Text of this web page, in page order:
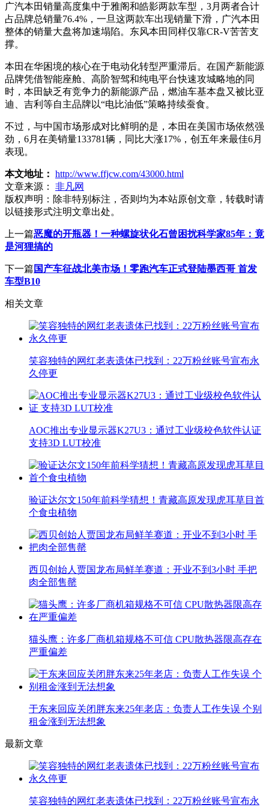
广汽本田销量高度集中于雅阁和皓影两款车型，3月两者合计
占品牌总销量76.4%，一旦这两款车出现销量下滑，广汽本田
整体的销量大盘将加速塌陷。东风本田同样仅靠CR-V苦苦支
撑。
本田在华困境的核心在于电动化转型严重滞后。在国产新能源
品牌凭借智能座舱、高阶智驾和纯电平台快速攻城略地的同
时，本田缺乏有竞争力的新能源产品，燃油车基本盘又被比亚
迪、吉利等自主品牌以“电比油低”策略持续蚕食。
不过，与中国市场形成对比鲜明的是，本田在美国市场依然强
劲，6月在美销量133781辆，同比大涨17%，创五年来最佳6月
表现。
本文地址： http://www.ffjcw.com/43000.html
文章来源：
非凡网
版权声明： 除非特别标注，否则均为本站原创文章，转载时请
以链接形式注明文章出处。
上一篇恶魔的开瓶器！一种螺旋状化石曾困扰科学家85年：竟
是河狸搞的
下一篇 国产车征战北美市场！零跑汽车正式登陆墨西哥 首发
车型B10
相关文章
笑容独特的网红老表遗体已找到：22万粉丝账号宣布永
久停更
AOC推出专业显示器K27U3：通过工业级校色软件认证
支持3D LUT校准
验证达尔文150年前科学猜想！青藏高原发现虎耳草目首
个食虫植物
西贝创始人贾国龙布局鲜羊赛道：开业不到3小时 手把
肉全部售罄
猫头鹰：许多厂商机箱规格不可信 CPU散热器限高存在
严重偏差
于东来回应关闭胖东来25年老店：负责人工作失误 个别
租金涨到无法想象
最新文章
笑容独特的网红老表遗体已找到：22万粉丝账号宣布永